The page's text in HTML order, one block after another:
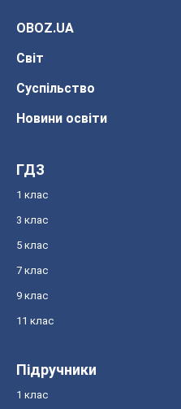
OBOZ.UA
Світ
Суспільство
Новини освіти
ГДЗ
1 клас
3 клас
5 клас
7 клас
9 клас
11 клас
Підручники
1 клас